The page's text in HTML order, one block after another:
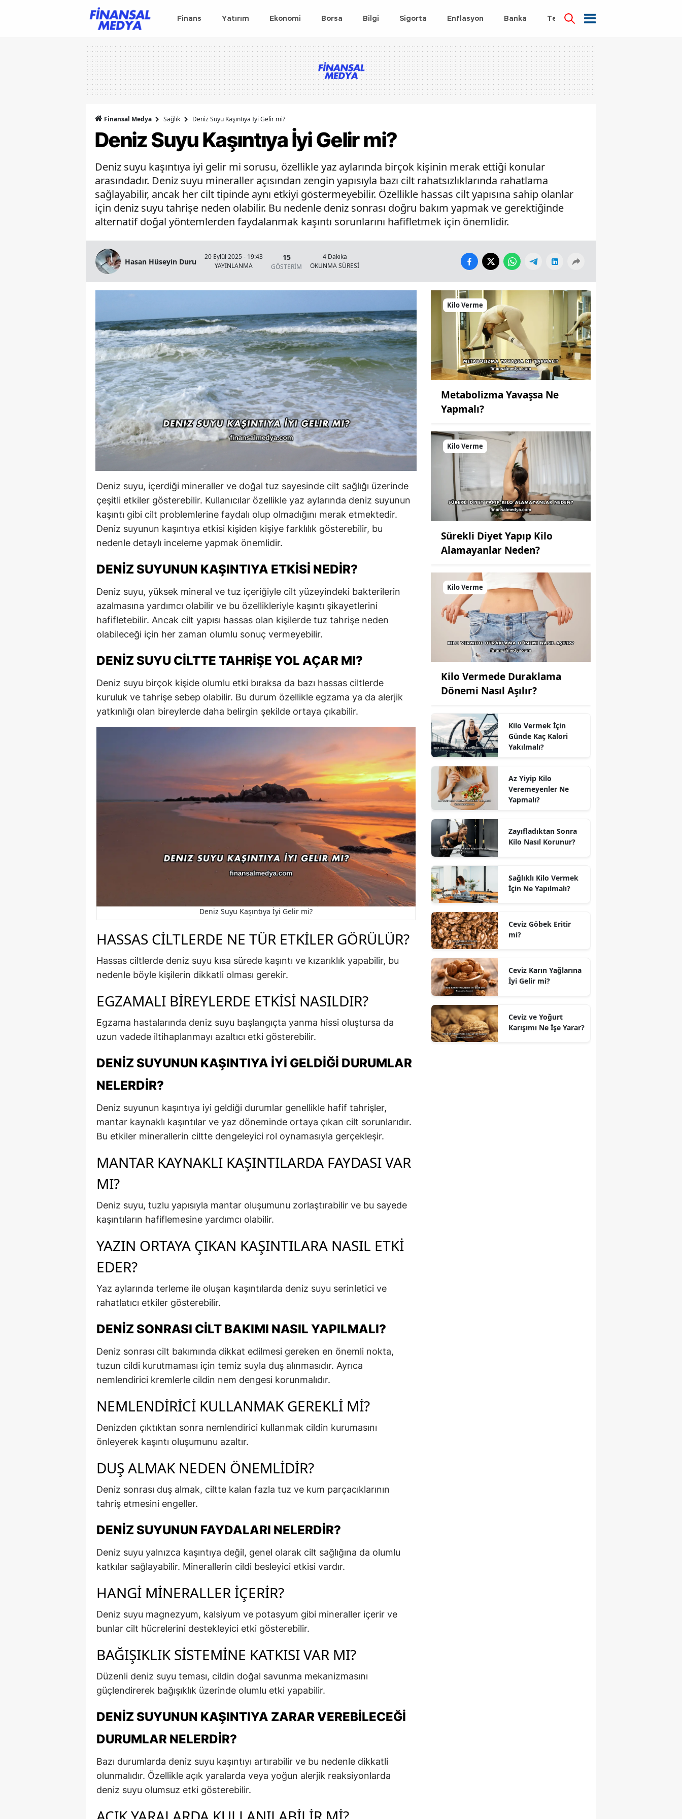
Finans Yatırım Ekonomi Borsa Bilgi Sigorta Enflasyon Banka Teknoloji
Finansal Medya Sağlık Deniz Suyu Kaşıntıya İyi Gelir mi?
Deniz Suyu Kaşıntıya İyi Gelir mi?
Deniz suyu kaşıntıya iyi gelir mi sorusu, özellikle yaz aylarında birçok kişinin merak ettiği konular
arasındadır. Deniz suyu mineraller açısından zengin yapısıyla bazı cilt rahatsızlıklarında rahatlama
sağlayabilir, ancak her cilt tipinde aynı etkiyi göstermeyebilir. Özellikle hassas cilt yapısına sahip olanlar
için deniz suyu tahrişe neden olabilir. Bu nedenle deniz sonrası doğru bakım yapmak ve gerektiğinde
alternatif doğal yöntemlerden faydalanmak kaşıntı sorunlarını hafifletmek için önemlidir.
Hasan Hüseyin Duru
20 Eylül 2025 - 19:43
YAYINLANMA
15
GÖSTERİM
4 Dakika
OKUNMA SÜRESİ
Deniz suyu, içerdiği mineraller ve doğal tuz sayesinde cilt sağlığı üzerinde
çeşitli etkiler gösterebilir. Kullanıcılar özellikle yaz aylarında deniz suyunun
kaşıntı gibi cilt problemlerine faydalı olup olmadığını merak etmektedir.
Deniz suyunun kaşıntıya etkisi kişiden kişiye farklılık gösterebilir, bu
nedenle detaylı inceleme yapmak önemlidir.
DENIZ SUYUNUN KAŞINTIYA ETKISI NEDIR?
Deniz suyu, yüksek mineral ve tuz içeriğiyle cilt yüzeyindeki bakterilerin
azalmasına yardımcı olabilir ve bu özellikleriyle kaşıntı şikayetlerini
hafifletebilir. Ancak cilt yapısı hassas olan kişilerde tuz tahrişe neden
olabileceği için her zaman olumlu sonuç vermeyebilir.
DENIZ SUYU CILTTE TAHRIŞE YOL AÇAR MI?
Deniz suyu birçok kişide olumlu etki bıraksa da bazı hassas ciltlerde
kuruluk ve tahrişe sebep olabilir. Bu durum özellikle egzama ya da alerjik
yatkınlığı olan bireylerde daha belirgin şekilde ortaya çıkabilir.
Deniz Suyu Kaşıntıya İyi Gelir mi?
HASSAS CILTLERDE NE TÜR ETKILER GÖRÜLÜR?
Hassas ciltlerde deniz suyu kısa sürede kaşıntı ve kızarıklık yapabilir, bu
nedenle böyle kişilerin dikkatli olması gerekir.
EGZAMALI BIREYLERDE ETKISI NASILDIR?
Egzama hastalarında deniz suyu başlangıçta yanma hissi oluştursa da
uzun vadede iltihaplanmayı azaltıcı etki gösterebilir.
DENIZ SUYUNUN KAŞINTIYA İYI GELDIĞI DURUMLAR
NELERDIR?
Deniz suyunun kaşıntıya iyi geldiği durumlar genellikle hafif tahrişler,
mantar kaynaklı kaşıntılar ve yaz döneminde ortaya çıkan cilt sorunlarıdır.
Bu etkiler minerallerin ciltte dengeleyici rol oynamasıyla gerçekleşir.
MANTAR KAYNAKLI KAŞINTILARDA FAYDASI VAR
MI?
Deniz suyu, tuzlu yapısıyla mantar oluşumunu zorlaştırabilir ve bu sayede
kaşıntıların hafiflemesine yardımcı olabilir.
YAZIN ORTAYA ÇIKAN KAŞINTILARA NASIL ETKI
EDER?
Yaz aylarında terleme ile oluşan kaşıntılarda deniz suyu serinletici ve
rahatlatıcı etkiler gösterebilir.
DENIZ SONRASI CILT BAKIMI NASIL YAPILMALI?
Deniz sonrası cilt bakımında dikkat edilmesi gereken en önemli nokta,
tuzun cildi kurutmaması için temiz suyla duş alınmasıdır. Ayrıca
nemlendirici kremlerle cildin nem dengesi korunmalıdır.
NEMLENDIRICI KULLANMAK GEREKLI MI?
Denizden çıktıktan sonra nemlendirici kullanmak cildin kurumasını
önleyerek kaşıntı oluşumunu azaltır.
DUŞ ALMAK NEDEN ÖNEMLIDIR?
Deniz sonrası duş almak, ciltte kalan fazla tuz ve kum parçacıklarının
tahriş etmesini engeller.
DENIZ SUYUNUN FAYDALARI NELERDIR?
Deniz suyu yalnızca kaşıntıya değil, genel olarak cilt sağlığına da olumlu
katkılar sağlayabilir. Minerallerin cildi besleyici etkisi vardır.
HANGI MINERALLER İÇERIR?
Deniz suyu magnezyum, kalsiyum ve potasyum gibi mineraller içerir ve
bunlar cilt hücrelerini destekleyici etki gösterebilir.
BAĞIŞIKLIK SISTEMINE KATKISI VAR MI?
Düzenli deniz suyu teması, cildin doğal savunma mekanizmasını
güçlendirerek bağışıklık üzerinde olumlu etki yapabilir.
DENIZ SUYUNUN KAŞINTIYA ZARAR VEREBILECEĞI
DURUMLAR NELERDIR?
Bazı durumlarda deniz suyu kaşıntıyı artırabilir ve bu nedenle dikkatli
olunmalıdır. Özellikle açık yaralarda veya yoğun alerjik reaksiyonlarda
deniz suyu olumsuz etki gösterebilir.
Kilo Verme
Metabolizma Yavaşsa Ne
Yapmalı?
Kilo Verme
Sürekli Diyet Yapıp Kilo
Alamayanlar Neden?
Kilo Verme
Kilo Vermede Duraklama
Dönemi Nasıl Aşılır?
Kilo Vermek İçin
Günde Kaç Kalori
Yakılmalı?
Az Yiyip Kilo
Veremeyenler Ne
Yapmalı?
Zayıfladıktan Sonra
Kilo Nasıl Korunur?
Sağlıklı Kilo Vermek
İçin Ne Yapılmalı?
Ceviz Göbek Eritir
mi?
Ceviz Karın Yağlarına
İyi Gelir mi?
Ceviz ve Yoğurt
Karışımı Ne İşe Yarar?